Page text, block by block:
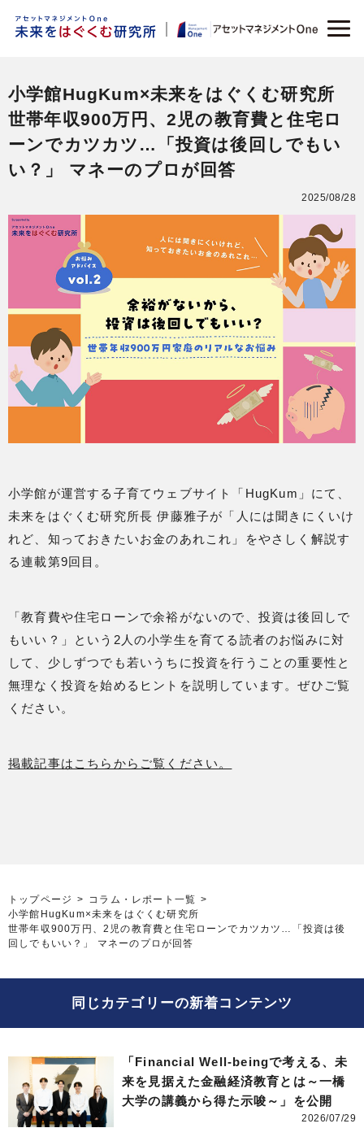
小学館HugKum×未来をはぐくむ研究所
世帯年収900万円、2児の教育費と住宅ロ
ーンでカツカツ…「投資は後回しでもい
い？」 マネーのプロが回答
2025/08/28
小学館が運営する子育てウェブサイト「HugKum」にて、
未来をはぐくむ研究所長 伊藤雅子が「人には聞きにくいけ
れど、知っておきたいお金のあれこれ」をやさしく解説す
る連載第9回目。
「教育費や住宅ローンで余裕がないので、投資は後回しで
もいい？」という2人の小学生を育てる読者のお悩みに対
して、少しずつでも若いうちに投資を行うことの重要性と
無理なく投資を始めるヒントを説明しています。ぜひご覧
ください。
掲載記事はこちらからご覧ください。
トップページ
コラム・レポート一覧
小学館HugKum×未来をはぐくむ研究所
世帯年収900万円、2児の教育費と住宅ローンでカツカツ…「投資は後
回しでもいい？」 マネーのプロが回答
同じカテゴリーの新着コンテンツ
「Financial Well-beingで考える、未
来を見据えた金融経済教育とは～一橋
大学の講義から得た示唆～」を公開
2026/07/29